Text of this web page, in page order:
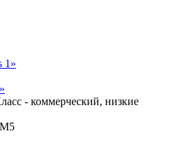
- коммерческий, низкие